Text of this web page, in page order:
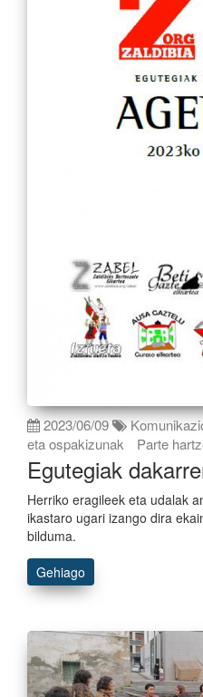
2023/06/09
eta ospakizunak
Parte
Egutegiak
Herriko eragileek eta udalak
ikastaro ugari izango dira
bilduma.
Gehiago